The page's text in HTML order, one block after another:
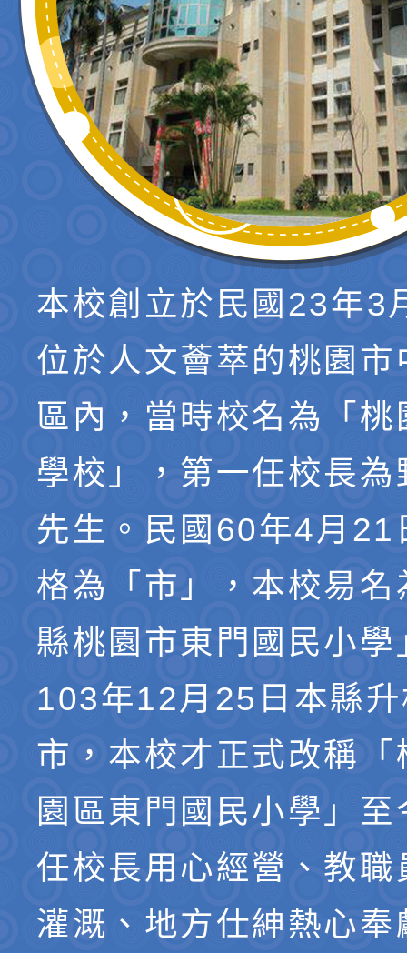
本校創立於民國23年3
位於人文薈萃的桃園市
區內，當時校名為「桃
學校」，第一任校長為
先生。民國60年4月21
格為「市」，本校易名
縣桃園市東門國民小學
103年12月25日本縣
市，本校才正式改稱「
園區東門國民小學」
任校長用心經營、教職
灌溉、地方仕紳熱心奉